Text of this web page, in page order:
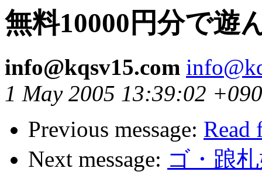
無料10000円分で遊
info@kqsv15.com
1 May 2005 13:39:02
Previous message: Read
Next message: ゴ・踉